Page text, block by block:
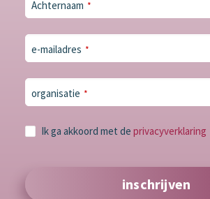
Achternaam *
e-mailadres *
organisatie *
Ik ga akkoord met de privacyverklaring
inschrijven